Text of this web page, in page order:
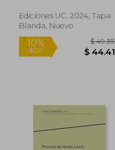
Ediciones UC, 2024, Tapa
Blanda, Nuevo